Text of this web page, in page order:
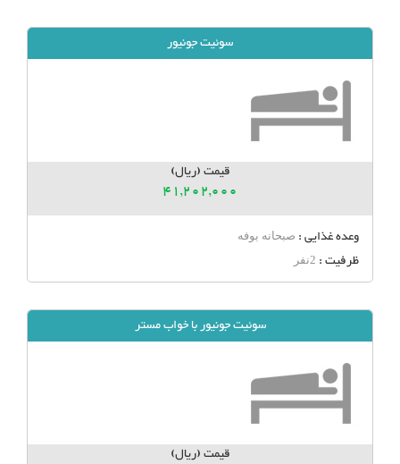
سوئیت جونیور
قیمت (ریال)
41,202,000
وعده غذایی : صبحانه بوفه
ظرفیت : 2نفر
سوئیت جونیور با خواب مستر
قیمت (ریال)